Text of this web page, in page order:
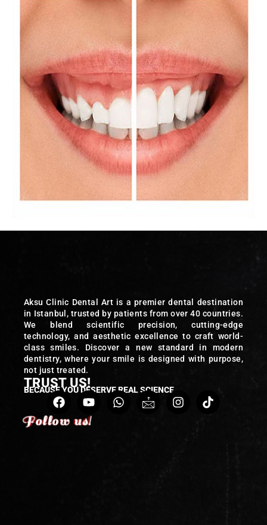
Aksu Clinic Dental Art is a premier dental destination
in Istanbul, trusted by patients from over 40 countries.
We blend scientific precision, cutting-edge
technology, and aesthetic excellence to craft world-
class smiles. Discover a new standard in modern
dentistry, where your smile is designed with purpose,
not just treated.
TRUST US!
BECAUSE YOU DESERVE REAL SCIENCE
Follow us!
Follow us!
Follow us!
Follow us!
Follow us!
Follow us!
Follow us!
Follow us!